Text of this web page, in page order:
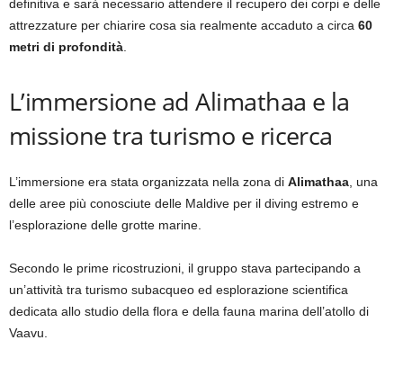
definitiva e sarà necessario attendere il recupero dei corpi e delle
attrezzature per chiarire cosa sia realmente accaduto a circa 60
metri di profondità
L’immersione ad Alimathaa e la
missione tra turismo e ricerca
L’immersione era stata organizzata nella zona di Alimathaa , una
delle aree più conosciute delle Maldive per il diving estremo e
l’esplorazione delle grotte marine.
Secondo le prime ricostruzioni, il gruppo stava partecipando a
un’attività tra turismo subacqueo ed esplorazione scientifica
dedicata allo studio della flora e della fauna marina dell’atollo di
Vaavu.